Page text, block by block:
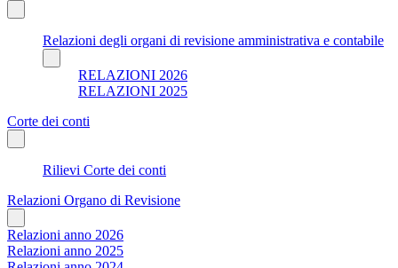
Relazioni degli organi di revisione amministrativa e contabile
RELAZIONI 2026
RELAZIONI 2025
Corte dei conti
Rilievi Corte dei conti
Relazioni Organo di Revisione
Relazioni anno 2026
Relazioni anno 2025